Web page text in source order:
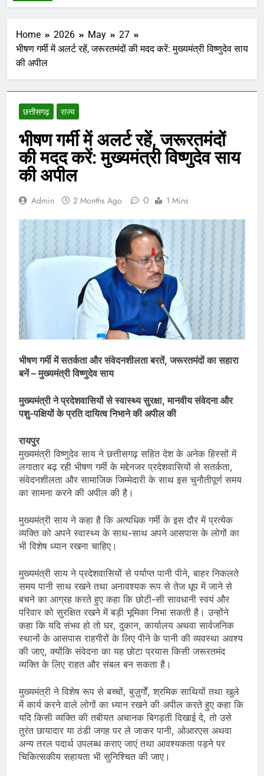
Home 2026 May
27
भीषण गर्मी में अलर्ट रहें, जरूरतमंदों की मदद करें: मुख्यमंत्री विष्णुदेव साय
की अपील
छत्तीसगढ़ राज्य
भीषण गर्मी में अलर्ट रहें, जरूरतमंदों
की मदद करें: मुख्यमंत्री विष्णुदेव साय
की अपील
Admin 2 Months Ago 0 1 Mins
भीषण गर्मी में सतर्कता और संवेदनशीलता बरतें, जरूरतमंदों का सहारा
बनें – मुख्यमंत्री विष्णुदेव साय
मुख्यमंत्री ने प्रदेशवासियों से स्वास्थ्य सुरक्षा, मानवीय संवेदना और
पशु-पक्षियों के प्रति दायित्व निभाने की अपील की
रायपुर
मुख्यमंत्री विष्णुदेव साय ने छत्तीसगढ़ सहित देश के अनेक हिस्सों में
लगातार बढ़ रही भीषण गर्मी के मद्देनजर प्रदेशवासियों से सतर्कता,
संवेदनशीलता और सामाजिक जिम्मेदारी के साथ इस चुनौतीपूर्ण समय
का सामना करने की अपील की है।
मुख्यमंत्री साय ने कहा है कि अत्यधिक गर्मी के इस दौर में प्रत्येक
व्यक्ति को अपने स्वास्थ्य के साथ-साथ अपने आसपास के लोगों का
भी विशेष ध्यान रखना चाहिए।
मुख्यमंत्री साय ने प्रदेशवासियों से पर्याप्त पानी पीने, बाहर निकलते
समय पानी साथ रखने तथा अनावश्यक रूप से तेज धूप में जाने से
बचने का आग्रह करते हुए कहा कि छोटी-सी सावधानी स्वयं और
परिवार को सुरक्षित रखने में बड़ी भूमिका निभा सकती है। उन्होंने
कहा कि यदि संभव हो तो घर, दुकान, कार्यालय अथवा सार्वजनिक
स्थानों के आसपास राहगीरों के लिए पीने के पानी की व्यवस्था अवश्य
की जाए, क्योंकि संवेदना का यह छोटा प्रयास किसी जरूरतमंद
व्यक्ति के लिए राहत और संबल बन सकता है।
मुख्यमंत्री ने विशेष रूप से बच्चों, बुज़ुर्गों, श्रमिक साथियों तथा खुले
में कार्य करने वाले लोगों का ध्यान रखने की अपील करते हुए कहा कि
यदि किसी व्यक्ति की तबीयत अचानक बिगड़ती दिखाई दे, तो उसे
तुरंत छायादार या ठंडी जगह पर ले जाकर पानी, ओआरएस अथवा
अन्य तरल पदार्थ उपलब्ध कराए जाएं तथा आवश्यकता पड़ने पर
चिकित्सकीय सहायता भी सुनिश्चित की जाए।